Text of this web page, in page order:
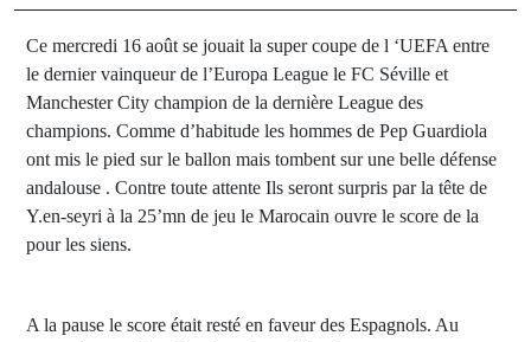
Ce mercredi 16 août se jouait la super coupe de l ‘UEFA entre
le dernier vainqueur de l’Europa League le FC Séville et
Manchester City champion de la dernière League des
champions. Comme d’habitude les hommes de Pep Guardiola
ont mis le pied sur le ballon mais tombent sur une belle défense
andalouse . Contre toute attente Ils seront surpris par la tête de
Y.en-seyri à la 25’mn de jeu le Marocain ouvre le score de la
pour les siens.
A la pause le score était resté en faveur des Espagnols. Au